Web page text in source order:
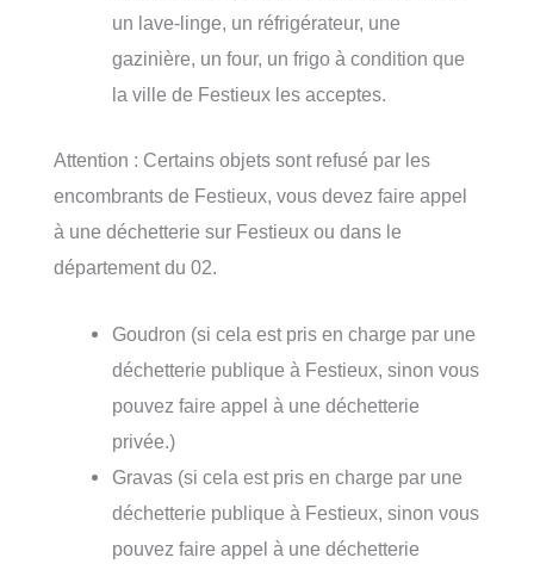
un lave-linge, un réfrigérateur, une
gazinière, un four, un frigo à condition que
la ville de Festieux les acceptes.
Attention : Certains objets sont refusé par les
encombrants de Festieux, vous devez faire appel
à une déchetterie sur Festieux ou dans le
département du 02.
Goudron (si cela est pris en charge par une
déchetterie publique à Festieux, sinon vous
pouvez faire appel à une déchetterie
privée.)
Gravas (si cela est pris en charge par une
déchetterie publique à Festieux, sinon vous
pouvez faire appel à une déchetterie